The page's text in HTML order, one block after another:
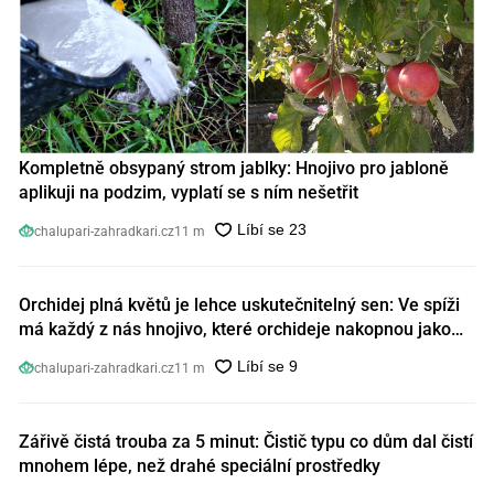
Kompletně obsypaný strom jablky: Hnojivo pro jabloně
aplikuji na podzim, vyplatí se s ním nešetřit
chalupari-zahradkari.cz11 m
Orchidej plná květů je lehce uskutečnitelný sen: Ve spíži
má každý z nás hnojivo, které orchideje nakopnou jako
chalupari-zahradkari.cz11 m
Zářivě čistá trouba za 5 minut: Čistič typu co dům dal čistí
mnohem lépe, než drahé speciální prostředky